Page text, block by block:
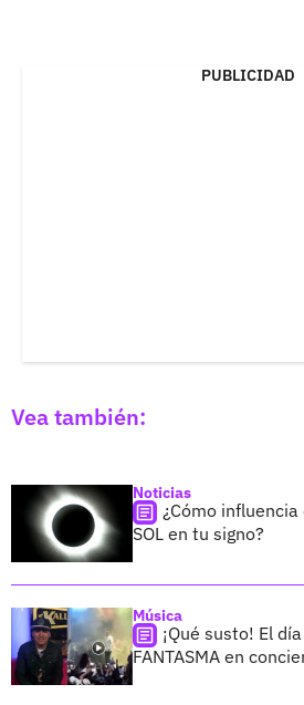
PUBLICIDAD
Vea también:
Noticias
¿Cómo influencia
SOL en tu signo?
Música
¡Qué susto! El
FANTASMA en